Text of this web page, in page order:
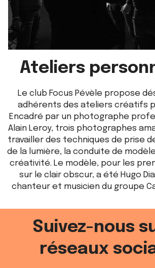
Ateliers
Le club Focus Pévèle propose
adhérents des ateliers créatifs
Encadré par un photographe
Alain Leroy, trois photographes
travailler des techniques de prise
de la lumière, la conduite de
créativité. Le modèle, pour les
sur le clair obscur, a été Hugo
chanteur et musicien du groupe
Suivez-nous
réseaux